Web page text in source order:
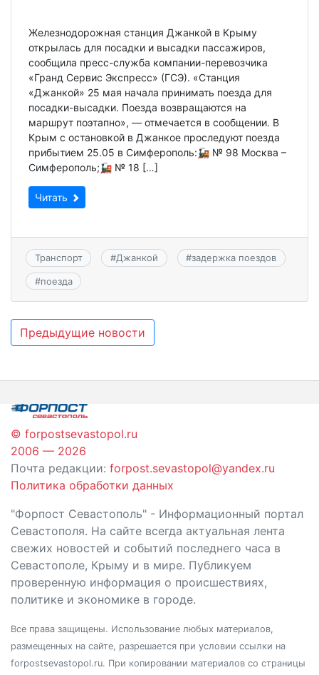
Железнодорожная станция Джанкой в Крыму
открылась для посадки и высадки пассажиров,
сообщила пресс-служба компании-перевозчика
«Гранд Сервис Экспресс» (ГСЭ). «Станция
«Джанкой» 25 мая начала принимать поезда для
посадки-высадки. Поезда возвращаются на
маршрут поэтапно», — отмечается в сообщении. В
Крым с остановкой в Джанкое проследуют поезда
прибытием 25.05 в Симферополь:🚂 № 98 Москва –
Симферополь;🚂 № 18 […]
Читать
Транспорт #Джанкой #задержка поездов
#поезда
Навигация
записям
Предыдущие новости
© forpostsevastopol.ru
2006 — 2026
Почта редакции: forpost.sevastopol@yandex.ru
Политика обработки данных
"Форпост Севастополь" - Информационный портал
Севастополя. На сайте всегда актуальная лента
свежих новостей и событий последнего часа в
Севастополе, Крыму и в мире. Публикуем
проверенную информация о происшествиях,
политике и экономике в городе.
Все права защищены. Использование любых материалов,
размещенных на сайте, разрешается при условии ссылки на
forpostsevastopol.ru. При копировании материалов со страницы